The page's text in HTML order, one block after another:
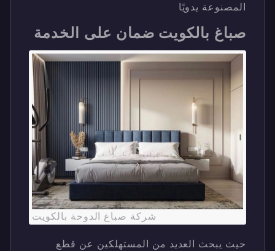
المصنوعة يدويًا
صباغ بالكويت ضمان على الخدمة
شركة صباغ الدوحة بالكويت
حيث يبحث العديد من المستهلكين عن قطع